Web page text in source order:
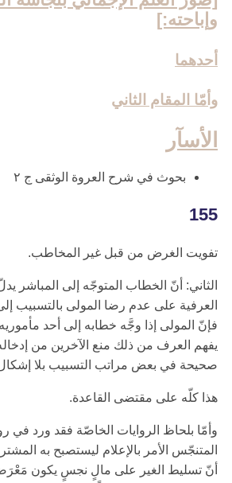
وإباحته:]
أحدهما
وأمّا المقام الثاني‏
الأسآر
بحوث في شرح العروة الوثقى ج ۲
155
تفويت الغرض من قبل غير المخاطب.
الثاني: أنّ الخطاب المتوجّه إلى المباشر يدلّ
العرفية على عدم رضا المولى بالتسبيب
فإنّ المولى إذا وجَّه خطابه إلى أحد
يفهم العرف من ذلك منع الآخرين من
صحيحة في بعض مراتب التسبيب بلا
هذا كلّه على مقتضى القاعدة.
وأمّا بلحاظ الروايات الخاصّة فقد ورد في
المتنجّس الأمر بالإعلام ليستصبح به
أنّ تسليط الغير على مالٍ نجسٍ يكون